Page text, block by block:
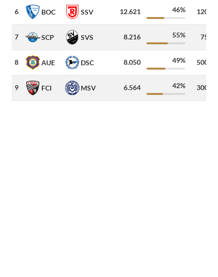
6 BOC SSV 12.621 46% 120
7 SCP SVS 8.216 55% 75
8 AUE DSC 8.050 49% 500
9 FCI MSV 6.564 42% 300